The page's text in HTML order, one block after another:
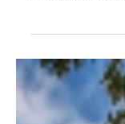
mantenido a
(Foto por Dan
hombre de
pastor firme como
arzobispo de